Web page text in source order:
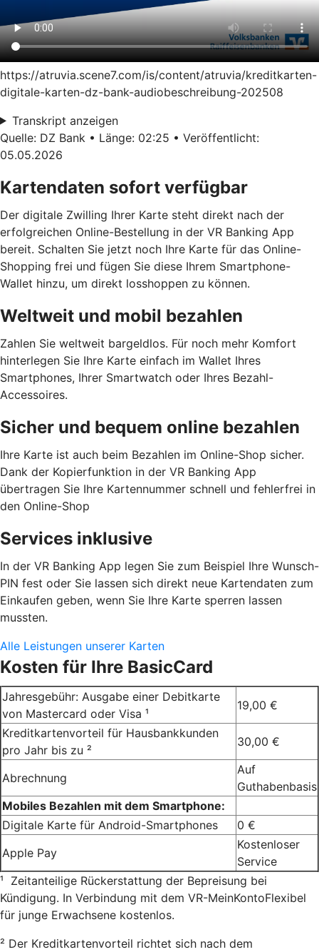
https://atruvia.scene7.com/is/content/atruvia/kreditkarten-
digitale-karten-dz-bank-audiobeschreibung-202508
Transkript anzeigen
Quelle: DZ Bank • Länge: 02:25 • Veröffentlicht:
05.05.2026
Kartendaten sofort verfügbar
Der digitale Zwilling Ihrer Karte steht direkt nach der
erfolgreichen Online-Bestellung in der VR Banking App
bereit. Schalten Sie jetzt noch Ihre Karte für das Online-
Shopping frei und fügen Sie diese Ihrem Smartphone-
Wallet hinzu, um direkt losshoppen zu können.
Weltweit und mobil bezahlen
Zahlen Sie weltweit bargeldlos. Für noch mehr Komfort
hinterlegen Sie Ihre Karte einfach im Wallet Ihres
Smartphones, Ihrer Smartwatch oder Ihres Bezahl-
Accessoires.
Sicher und bequem online bezahlen
Ihre Karte ist auch beim Bezahlen im Online-Shop sicher.
Dank der Kopierfunktion in der VR Banking App
übertragen Sie Ihre Kartennummer schnell und fehlerfrei in
den Online-Shop
Services inklusive
In der VR Banking App legen Sie zum Beispiel Ihre Wunsch-
PIN fest oder Sie lassen sich direkt neue Kartendaten zum
Einkaufen geben, wenn Sie Ihre Karte sperren lassen
mussten.
Alle Leistungen unserer Karten
Kosten für Ihre BasicCard
Jahresgebühr: Ausgabe einer Debitkarte
von Mastercard oder Visa ¹
19,00 €
Kreditkartenvorteil für Hausbankkunden
pro Jahr bis zu ²
30,00 €
Abrechnung
Auf
Guthabenbasis
Mobiles Bezahlen mit dem Smartphone:
Digitale Karte für Android-Smartphones
0 €
Apple Pay
Kostenloser
Service
¹ Zeitanteilige Rückerstattung der Bepreisung bei
Kündigung. In Verbindung mit dem VR-MeinKontoFlexibel
für junge Erwachsene kostenlos.
² Der Kreditkartenvorteil richtet sich nach dem